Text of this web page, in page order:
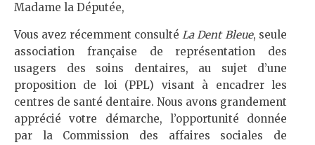
Madame la Députée,
Vous avez récemment consultéLa Dent Bleue, seule
association française de représentation des
usagers des soins dentaires, au sujet d’une
proposition de loi (PPL) visant à encadrer les
centres de santé dentaire. Nous avons grandement
apprécié votre démarche, l’opportunité donnée
par la Commission des affaires sociales de